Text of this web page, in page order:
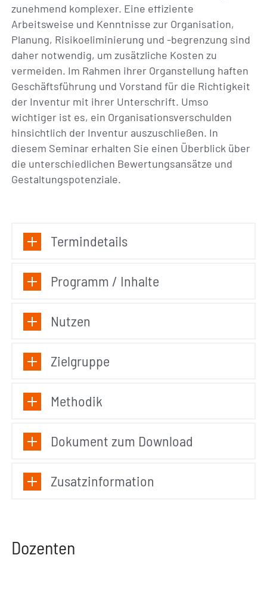
zunehmend komplexer. Eine effiziente
Arbeitsweise und Kenntnisse zur Organisation,
Planung, Risikoeliminierung und -begrenzung sind
daher notwendig, um zusätzliche Kosten zu
vermeiden. Im Rahmen ihrer Organstellung haften
Geschäftsführung und Vorstand für die Richtigkeit
der Inventur mit ihrer Unterschrift. Umso
wichtiger ist es, ein Organisationsverschulden
hinsichtlich der Inventur auszuschließen. In
diesem Seminar erhalten Sie einen Überblick über
die unterschiedlichen Bewertungsansätze und
Gestaltungspotenziale.
Termindetails
Programm / Inhalte
Nutzen
Zielgruppe
Methodik
Dokument zum Download
Zusatzinformation
Dozenten